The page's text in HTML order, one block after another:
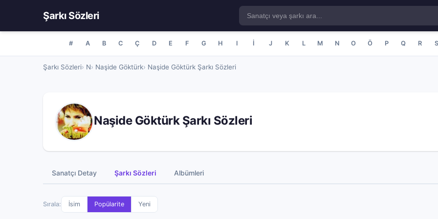
Şarkı Sözleri
# A B C Ç D E F G H I İ J K L M N O Ö P Q R S
Şarkı Sözleri N Naşide Göktürk Naşide Göktürk Şarkı Sözleri
Naşide Göktürk Şarkı Sözleri
Sanatçı Detay Şarkı Sözleri Albümleri
Sırala: İsim Popülarite Yeni